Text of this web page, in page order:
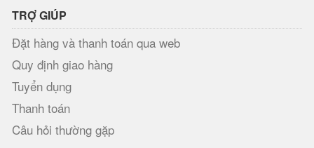
TRỢ GIÚP
Đặt hàng và thanh toán qua web
Quy định giao hàng
Tuyển dụng
Thanh toán
Câu hỏi thường gặp